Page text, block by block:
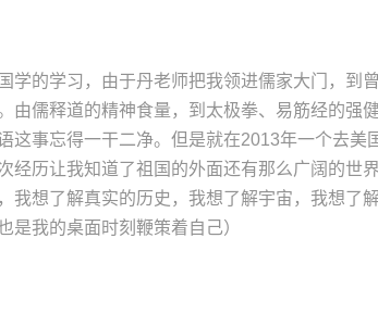
学的学习，由于丹老师把我领进儒家大门，到
由儒释道的精神食量，到太极拳、易筋经的强
这事忘得一干二净。但是就在2013年一个去美
经历让我知道了祖国的外面还有那么广阔的世
我想了解真实的历史，我想了解宇宙，我想了
是我的桌面时刻鞭策着自己）